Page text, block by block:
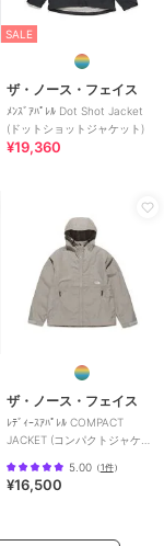
SALE
ザ・ノース・フェイス
ﾒﾝｽﾞｱﾊﾟﾚﾙ Dot Shot Jacket
(ドットショットジャケット)
¥19,360
ザ・ノース・フェイス
ﾚﾃﾞｨｰｽｱﾊﾟﾚﾙ COMPACT
JACKET (コンパクトジャケッ
5.00（1件）
¥16,500